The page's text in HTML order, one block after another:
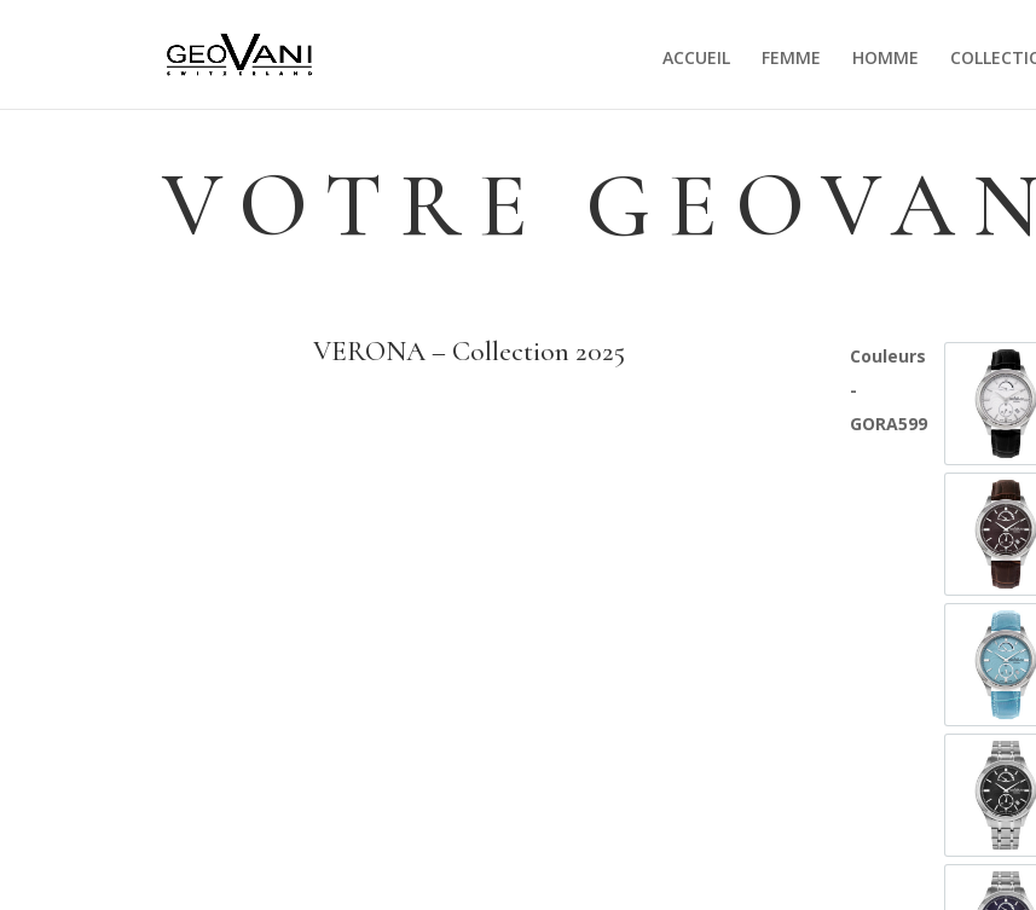
ACCUEIL FEMME HOMME
VOTRE
VERONA – Collection 2025
Couleurs
-
GORA599